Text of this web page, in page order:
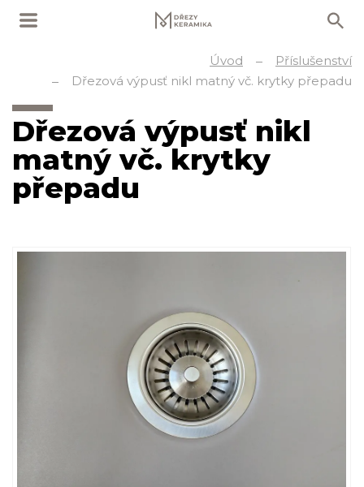
Úvod
Příslušenství
Dřezová výpusť nikl matný vč. krytky přepadu
Dřezová výpusť nikl
matný vč. krytky
přepadu